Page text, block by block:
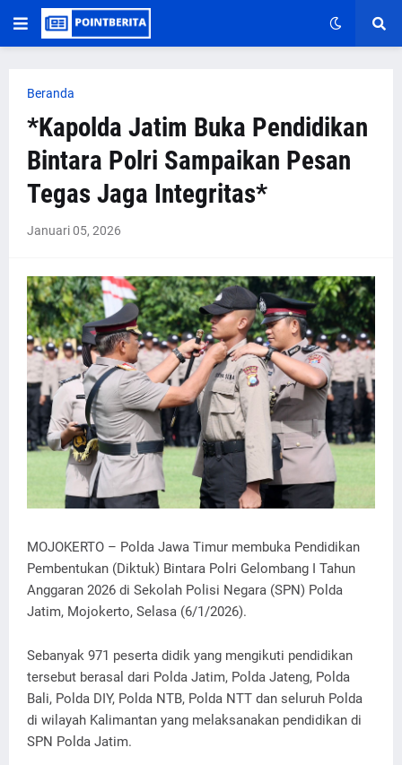
Beranda
*Kapolda Jatim Buka Pendidikan
Bintara Polri Sampaikan Pesan
Tegas Jaga Integritas*
Januari 05, 2026
MOJOKERTO – Polda Jawa Timur membuka Pendidikan
Pembentukan (Diktuk) Bintara Polri Gelombang I Tahun
Anggaran 2026 di Sekolah Polisi Negara (SPN) Polda
Jatim, Mojokerto, Selasa (6/1/2026).
Sebanyak 971 peserta didik yang mengikuti pendidikan
tersebut berasal dari Polda Jatim, Polda Jateng, Polda
Bali, Polda DIY, Polda NTB, Polda NTT dan seluruh Polda
di wilayah Kalimantan yang melaksanakan pendidikan di
SPN Polda Jatim.